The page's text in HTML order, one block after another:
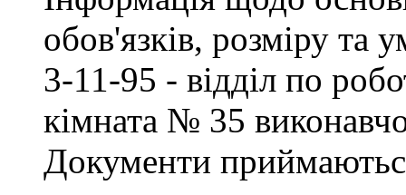
обов'язків, розміру та
3-11-95 - відділ по
кімната № 35
Документи